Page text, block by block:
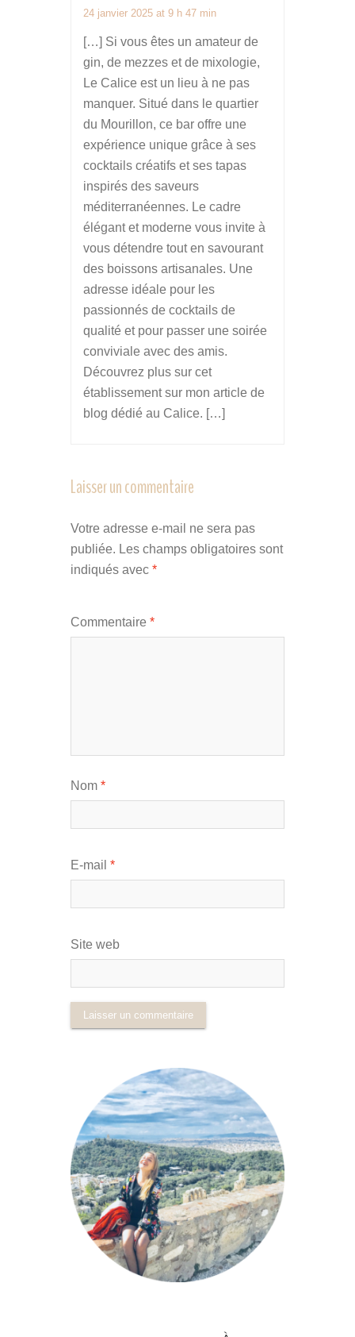
24 janvier 2025 at 9 h 47 min
[…] Si vous êtes un amateur de
gin, de mezzes et de mixologie,
Le Calice est un lieu à ne pas
manquer. Situé dans le quartier
du Mourillon, ce bar offre une
expérience unique grâce à ses
cocktails créatifs et ses tapas
inspirés des saveurs
méditerranéennes. Le cadre
élégant et moderne vous invite à
vous détendre tout en savourant
des boissons artisanales. Une
adresse idéale pour les
passionnés de cocktails de
qualité et pour passer une soirée
conviviale avec des amis.
Découvrez plus sur cet
établissement sur mon article de
blog dédié au Calice. […]
Laisser un commentaire
Votre adresse e-mail ne sera pas
publiée. Les champs obligatoires sont
indiqués avec *
Commentaire *
Nom *
E-mail *
Site web